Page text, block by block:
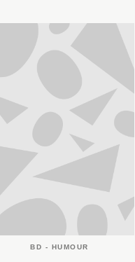
BD - HUMOUR